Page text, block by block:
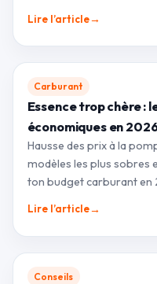
Lire l’article→
Carburant
Essence trop chère :
économiques en
Hausse des prix à la
modèles les plus sobres
ton budget carburant en
Lire l’article→
Conseils